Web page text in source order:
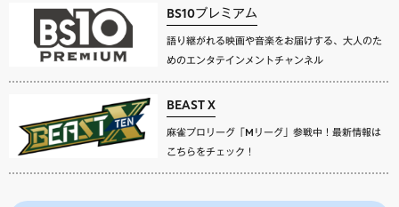
BS10プレミアム
語り継がれる映画や音楽をお届けする、大人のた
めのエンタテインメントチャンネル
BEAST X
麻雀プロリーグ「Mリーグ」参戦中！最新情報は
こちらをチェック！